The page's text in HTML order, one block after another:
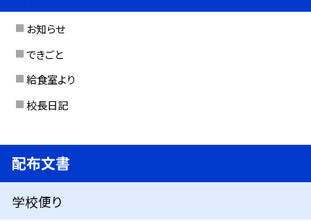
お知らせ
できごと
給食室より
校長日記
配布文書
学校便り